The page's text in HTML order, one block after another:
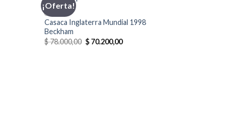
¡Oferta!
CASACA
Casaca Inglaterra Mundial 1998
Beckham
$78.000,00 El
precio
$70.200,00El